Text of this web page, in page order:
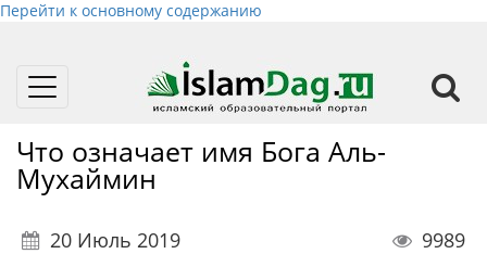
Перейти к основному содержанию
Toggle
Что означает имя Бога Аль-
Мухаймин
20 Июль 2019
9989